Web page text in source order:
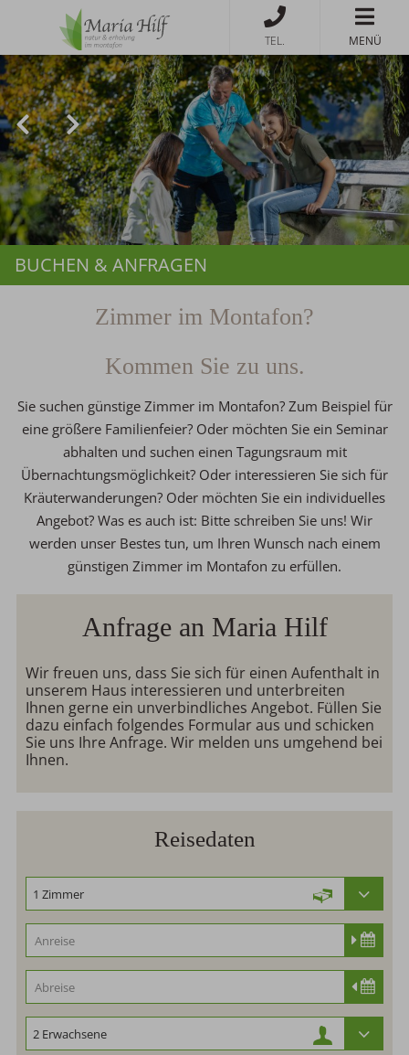
MENÜ
BUCHEN & ANFRAGEN
Zimmer im Montafon?
Kommen Sie zu uns.
Sie suchen günstige Zimmer im Montafon? Zum Beispiel für
eine größere Familienfeier? Oder möchten Sie ein Seminar
abhalten und suchen einen Tagungsraum mit
Übernachtungsmöglichkeit? Oder interessieren Sie sich für
Kräuterwanderungen? Oder möchten Sie ein individuelles
Angebot? Was es auch ist: Bitte schreiben Sie uns! Wir
werden unser Bestes tun, um Ihren Wunsch nach einem
günstigen Zimmer im Montafon zu erfüllen.
Anfrage an Maria Hilf
Wir freuen uns, dass Sie sich für einen Aufenthalt in
unserem Haus interessieren und unterbreiten
Ihnen gerne ein unverbindliches Angebot. Füllen Sie
dazu einfach folgendes Formular aus und schicken
Sie uns Ihre Anfrage. Wir melden uns umgehend bei
Ihnen.
Reisedaten